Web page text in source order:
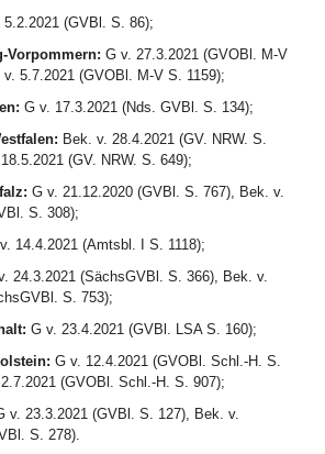
5.2.2021 (GVBl. S. 86);
Vorpommern: G v. 27.3.2021 (GVOBl. M-V
5.7.2021 (GVOBl. M-V S. 1159);
G v. 17.3.2021 (Nds. GVBl. S. 134);
Bek. v. 28.4.2021 (GV. NRW. S.
(GV. NRW. S. 649);
G v. 21.12.2020 (GVBl. S. 767), Bek. v.
S. 308);
14.4.2021 (Amtsbl. I S. 1118);
24.3.2021 (SächsGVBl. S. 366), Bek. v.
S. 753);
G v. 23.4.2021 (GVBl. LSA S. 160);
G v. 12.4.2021 (GVOBl. Schl.-H. S.
(GVOBl. Schl.-H. S. 907);
v. 23.3.2021 (GVBl. S. 127), Bek. v.
S. 278).